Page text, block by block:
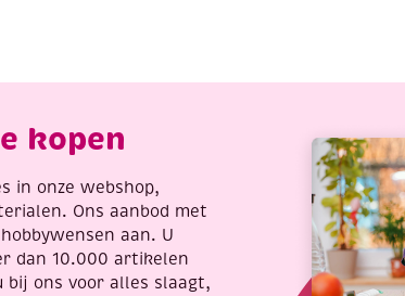
kopen
in onze webshop,
Ons aanbod met
aan. U
dan 10.000 artikelen
bij ons voor alles slaagt,